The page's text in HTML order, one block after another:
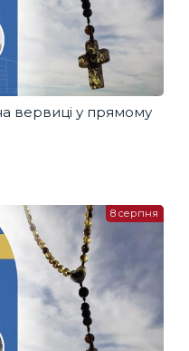
вервиці у прямому
8 серпня